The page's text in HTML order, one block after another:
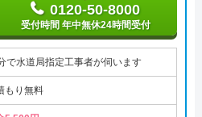
0120-50-8000
受付時間 年中無休24時間受付
で水道局指定工事者が伺います
もり無料